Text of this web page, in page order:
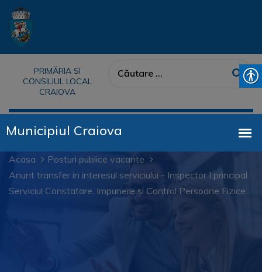
PRIMĂRIA SI
CONSILIUL LOCAL
CRAIOVA
Acasa
Posturi publice vacante
Anunt transfer in interesul serviciului - Inspector I principal
Serviciul Constatare, Impunere și Control Persoane Fizice